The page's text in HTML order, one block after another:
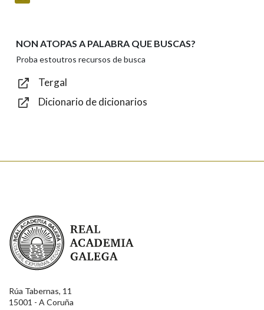
Texto de verificación
NON ATOPAS A PALABRA QUE BUSCAS?
Proba estoutros recursos de busca
Tergal
Dicionario de dicionarios
Real Academia Galega
Rúa Tabernas, 11
15001 - A Coruña